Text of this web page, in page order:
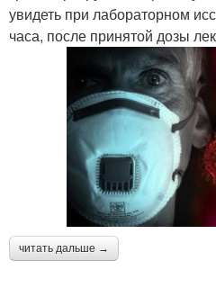
увидеть при лабораторном
часа, после принятой дозы
читать дальше →